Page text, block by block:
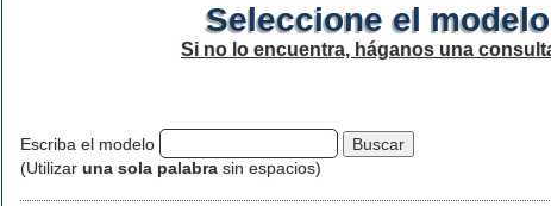
Seleccione el
Si no lo encuentra, háganos una
Escriba el modelo
(Utilizar una sola palabra sin espacios)